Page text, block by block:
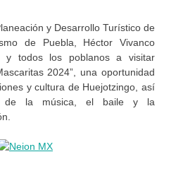
y Desarrollo Turístico de
de Puebla, Héctor Vivanco
y todos los poblanos a visitar
2024”, una oportunidad
y cultura de Huejotzingo, así
de la música, el baile y la